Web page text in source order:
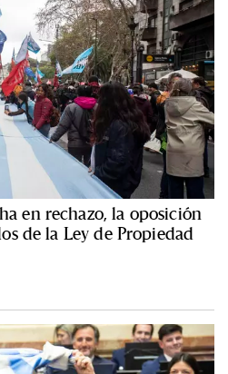
en rechazo, la oposición
de la Ley de Propiedad